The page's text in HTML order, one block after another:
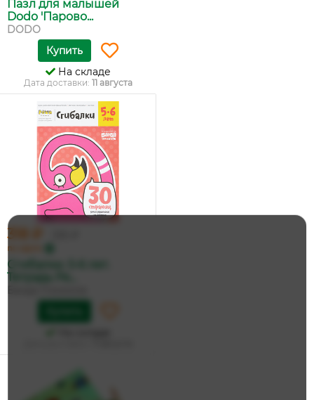
Пазл для малышей
Dodo 'Парово...
DODO
Купить
На складе
Дата доставки: 11 августа
318 ₽
по карте
Сгибалки. 5-6 лет.
Тетрадь Ре...